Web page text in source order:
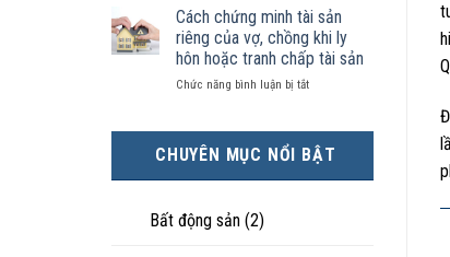
thực
tế?
chia
như
nào?
tế
tốt
hơn
cũng
được
con
ly
hôn
khi
hôn
nhân
Góc
nhìn
Cách chứng minh tài sản
riêng của vợ, chồng khi ly
hôn hoặc tranh chấp tài sản
Chức năng bình luận bị tắtở
tài
CHUYÊN MỤC NỔI BẬT
Bất động sản (2)